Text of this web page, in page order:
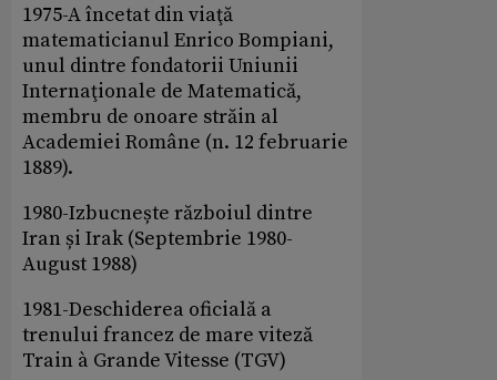
1975-A încetat din viaţă
matematicianul Enrico Bompiani,
unul dintre fondatorii Uniunii
Internaţionale de Matematică,
membru de onoare străin al
Academiei Române (n. 12 februarie
1889).
1980-Izbucnește războiul dintre
Iran și Irak (Septembrie 1980-
August 1988)
1981-Deschiderea oficială a
trenului francez de mare viteză
Train à Grande Vitesse (TGV)